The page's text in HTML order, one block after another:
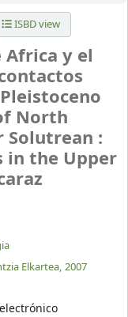
ISBD view
Africa y el
North
Solutrean :
in the Upper
Elkartea, 2007
electrónico